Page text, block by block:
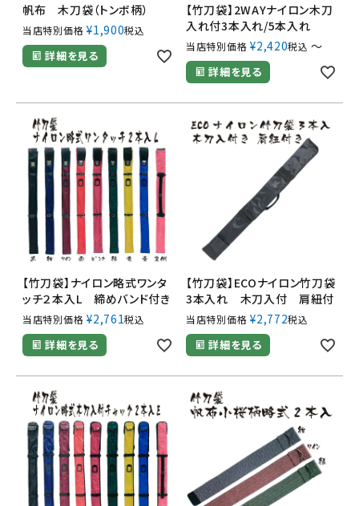
帆布 木刀袋（トンボ柄）
当店特別価格 ¥1,900税込
詳細を見る
【竹刀袋】2WAYナイロン木刀
入れ付3本入れ/5本入れ
当店特別価格 ¥2,420税込 〜
詳細を見る
【竹刀袋】ナイロン略式ワンタ
ッチ２本入L 締めバンド付き
当店特別価格 ¥2,761税込
詳細を見る
【竹刀袋】ECOナイロン竹刀袋
3本入れ 木刀入付 肩紐付
当店特別価格 ¥2,772税込
詳細を見る